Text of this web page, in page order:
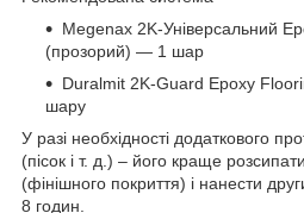
Megenax 2K-Універсальний
(прозорий) ― 1 шар
Duralmit 2K-Guard Epoxy
шару
У разі необхідності додаткового
(пісок і т. д.) – його краще
(фінішного покриття) і нанести
8 годин.